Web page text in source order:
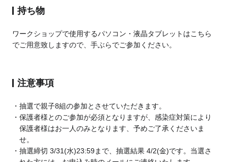
持ち物
ワークショップで使用するパソコン・液晶タブレットはこちら
でご用意致しますので、手ぶらでご参加ください。
注意事項
抽選で親子8組の参加とさせていただきます。
保護者様とのご参加が必須となりますが、感染症対策により
保護者様はお一人のみとなります、予めご了承くださいま
せ。
抽選締切 3/31(水)23:59まで、抽選結果 4/2(金)です。当選さ